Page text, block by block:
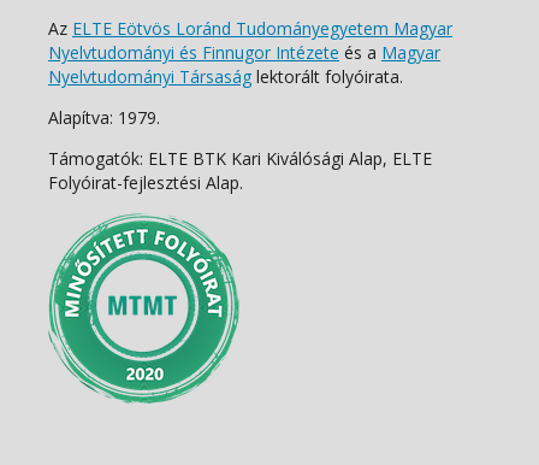
Az ELTE Eötvös Loránd Tudományegyetem Magyar
Nyelvtudományi és Finnugor Intézete és a Magyar
Nyelvtudományi Társaság lektorált folyóirata.
Alapítva: 1979.
Támogatók: ELTE BTK Kari Kiválósági Alap, ELTE
Folyóirat-fejlesztési Alap.